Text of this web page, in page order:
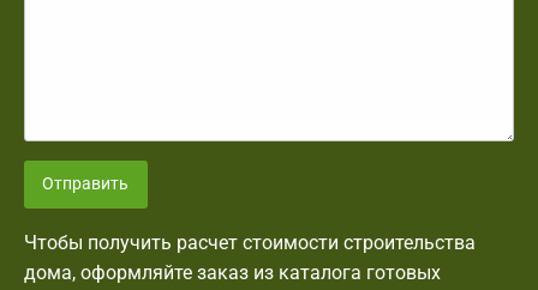
Отправить
Чтобы получить расчет стоимости строительства
дома, оформляйте заказ из каталога готовых